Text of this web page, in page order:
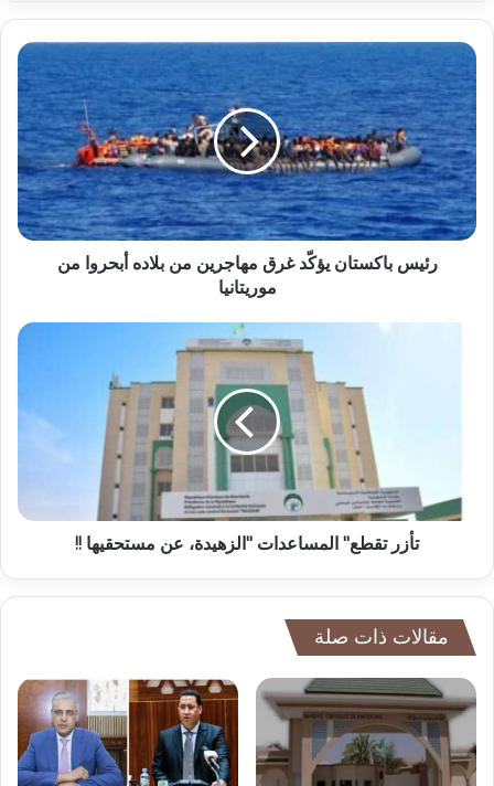
رئيس باكستان يؤكّد غرق مهاجرين من بلاده أبحروا من
موريتانيا
تأزر تقطع" المساعدات "الزهيدة، عن مستحقيها !!
مقالات ذات صلة